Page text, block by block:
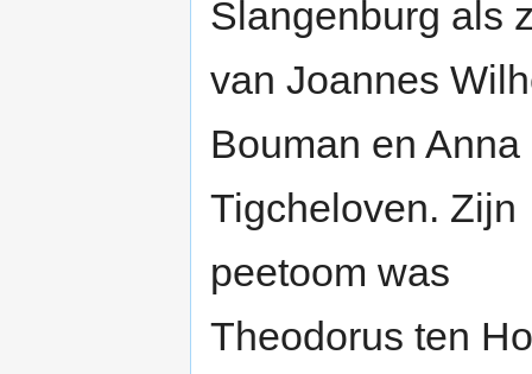
Slangenburg als
van Joannes
Bouman en Anna
Tigcheloven. Zijn
peetoom was
Theodorus ten